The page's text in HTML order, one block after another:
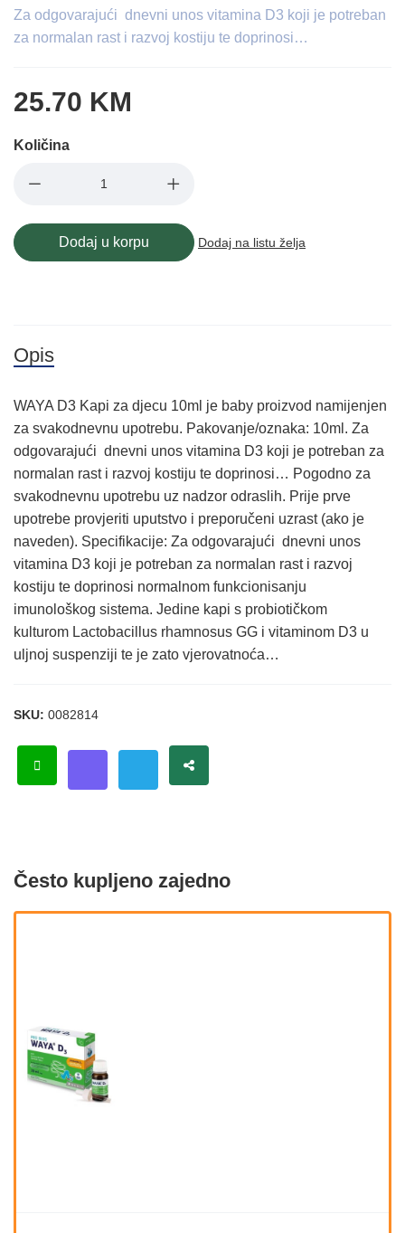
Za odgovarajući dnevni unos vitamina D3 koji je potreban
za normalan rast i razvoj kostiju te doprinosi…
25.70 KM
Količina
Dodaj u korpu Dodaj na listu želja
Opis
WAYA D3 Kapi za djecu 10ml je baby proizvod namijenjen
za svakodnevnu upotrebu. Pakovanje/oznaka: 10ml. Za
odgovarajući dnevni unos vitamina D3 koji je potreban za
normalan rast i razvoj kostiju te doprinosi… Pogodno za
svakodnevnu upotrebu uz nadzor odraslih. Prije prve
upotrebe provjeriti uputstvo i preporučeni uzrast (ako je
naveden). Specifikacije: Za odgovarajući dnevni unos
vitamina D3 koji je potreban za normalan rast i razvoj
kostiju te doprinosi normalnom funkcionisanju
imunološkog sistema. Jedine kapi s probiotičkom
kulturom Lactobacillus rhamnosus GG i vitaminom D3 u
uljnoj suspenziji te je zato vjerovatnoća…
SKU: 0082814
Često kupljeno zajedno